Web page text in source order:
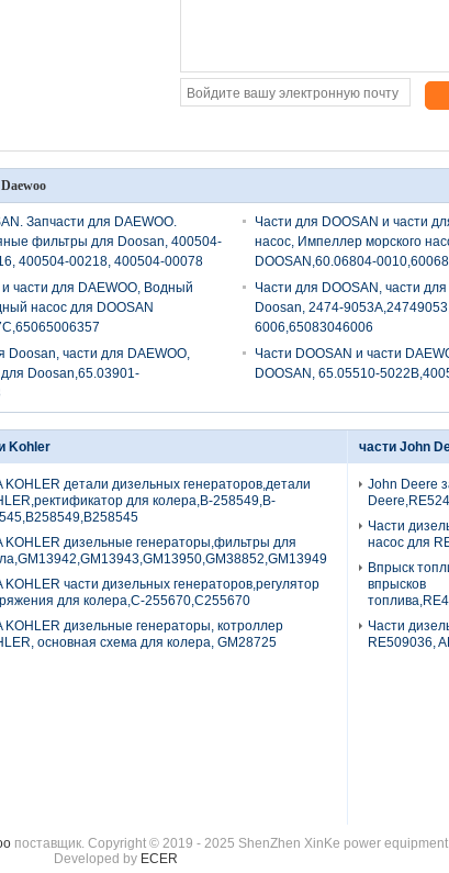
Запчасти для DAEWOO.
фильтры для Doosan, 400504-
400504-00218, 400504-00078
Части для DOOSAN и части
насос, Импеллер морского
DOOSAN,60.06804-
части для DAEWOO, Водный
насос для DOOSAN
Части для DOOSAN, части
Doosan, 2474-
6006,65083046006
Doosan, части для DAEWOO,
Doosan,65.03901-
Части DOOSAN и части
DOOSAN, 65.05510-
Kohler
KOHLER детали дизельных генераторов,детали
для колера,B-258549,B-
KOHLER дизельные генераторы,фильтры для
KOHLER части дизельных генераторов,регулятор
для колера,C-255670,C255670
KOHLER дизельные генераторы, котроллер
основная схема для колера, GM28725
части John
John Deere
Части
насос для
Впрыск
впрысков
Части
RE509036,
поставщик. Copyright © 2019 - 2025 ShenZhen XinKe power
Developed by ECER